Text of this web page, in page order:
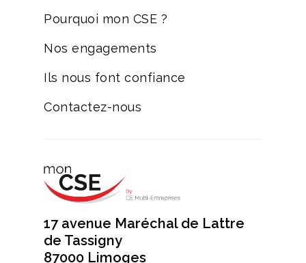
Pourquoi mon CSE ?
Nos engagements
Ils nous font confiance
Contactez-nous
17 avenue Maréchal de Lattre
de Tassigny
87000 Limoges